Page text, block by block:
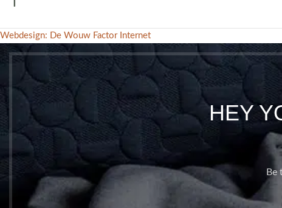
Webdesign: De Wouw Factor Internet
HEY
Be